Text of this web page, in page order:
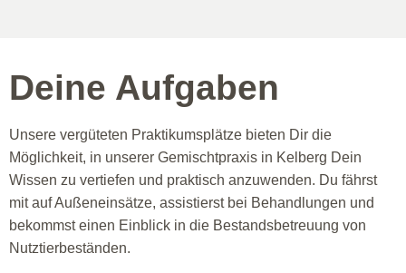
Deine Aufgaben
Unsere vergüteten Praktikumsplätze bieten Dir die
Möglichkeit, in unserer Gemischtpraxis in Kelberg Dein
Wissen zu vertiefen und praktisch anzuwenden. Du fährst
mit auf Außeneinsätze, assistierst bei Behandlungen und
bekommst einen Einblick in die Bestandsbetreuung von
Nutztierbeständen.